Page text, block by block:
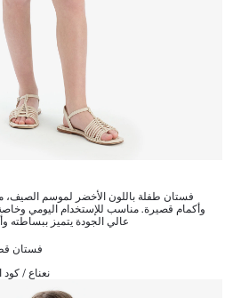
فستان طفلة باللون الأخضر لموسم الصيف،
وأكمام قصيرة. مناسب للإستخدام اليومي
عالي الجودة يتميز ببساطته
فستان
نعناع / كود